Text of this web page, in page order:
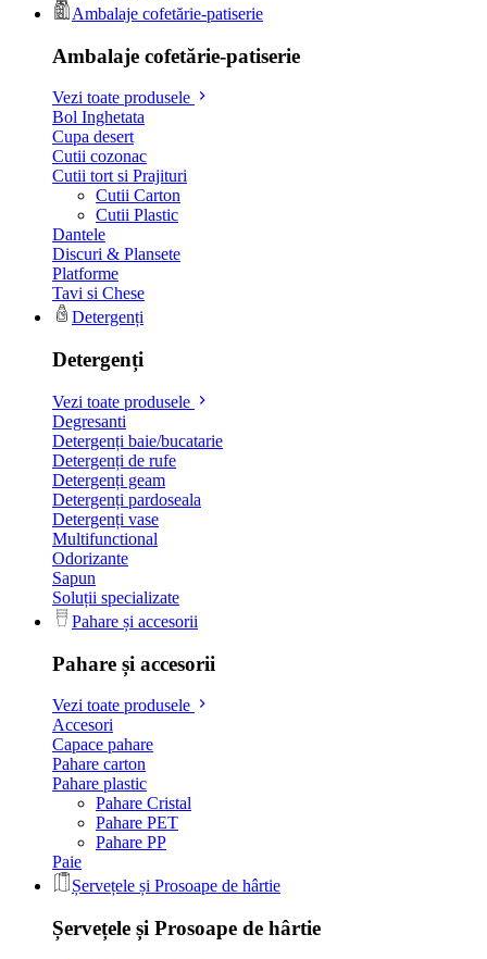
Ambalaje cofetărie-patiserie
Ambalaje cofetărie-patiserie
Vezi toate produsele
Bol Inghetata
Cupa desert
Cutii cozonac
Cutii tort si Prajituri
Cutii Carton
Cutii Plastic
Dantele
Discuri & Plansete
Platforme
Tavi si Chese
Detergenți
Detergenți
Vezi toate produsele
Degresanti
Detergenți baie/bucatarie
Detergenți de rufe
Detergenți geam
Detergenți pardoseala
Detergenți vase
Multifunctional
Odorizante
Sapun
Soluții specializate
Pahare și accesorii
Pahare și accesorii
Vezi toate produsele
Accesori
Capace pahare
Pahare carton
Pahare plastic
Pahare Cristal
Pahare PET
Pahare PP
Paie
Șervețele și Prosoape de hârtie
Șervețele și Prosoape de hârtie